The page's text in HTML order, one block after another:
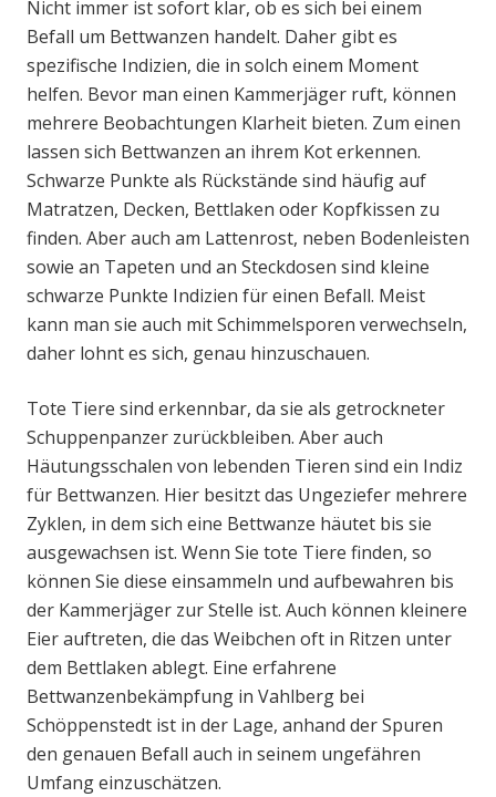
Nicht immer ist sofort klar, ob es sich bei einem
Befall um Bettwanzen handelt. Daher gibt es
spezifische Indizien, die in solch einem Moment
helfen. Bevor man einen Kammerjäger ruft, können
mehrere Beobachtungen Klarheit bieten. Zum einen
lassen sich Bettwanzen an ihrem Kot erkennen.
Schwarze Punkte als Rückstände sind häufig auf
Matratzen, Decken, Bettlaken oder Kopfkissen zu
finden. Aber auch am Lattenrost, neben Bodenleisten
sowie an Tapeten und an Steckdosen sind kleine
schwarze Punkte Indizien für einen Befall. Meist
kann man sie auch mit Schimmelsporen verwechseln,
daher lohnt es sich, genau hinzuschauen.
Tote Tiere sind erkennbar, da sie als getrockneter
Schuppenpanzer zurückbleiben. Aber auch
Häutungsschalen von lebenden Tieren sind ein Indiz
für Bettwanzen. Hier besitzt das Ungeziefer mehrere
Zyklen, in dem sich eine Bettwanze häutet bis sie
ausgewachsen ist. Wenn Sie tote Tiere finden, so
können Sie diese einsammeln und aufbewahren bis
der Kammerjäger zur Stelle ist. Auch können kleinere
Eier auftreten, die das Weibchen oft in Ritzen unter
dem Bettlaken ablegt. Eine erfahrene
Bettwanzenbekämpfung in Vahlberg bei
Schöppenstedt ist in der Lage, anhand der Spuren
den genauen Befall auch in seinem ungefähren
Umfang einzuschätzen.